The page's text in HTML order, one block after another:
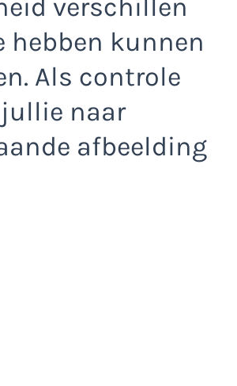
verschillen
hebben kunnen
Als controle
naar
afbeelding